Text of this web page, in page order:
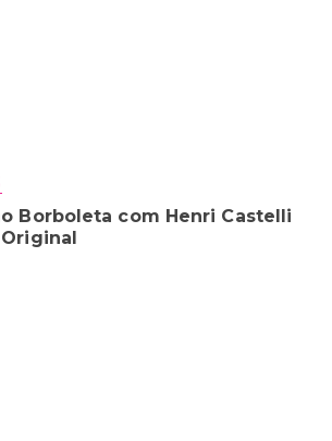
Borboleta com Henri Castelli